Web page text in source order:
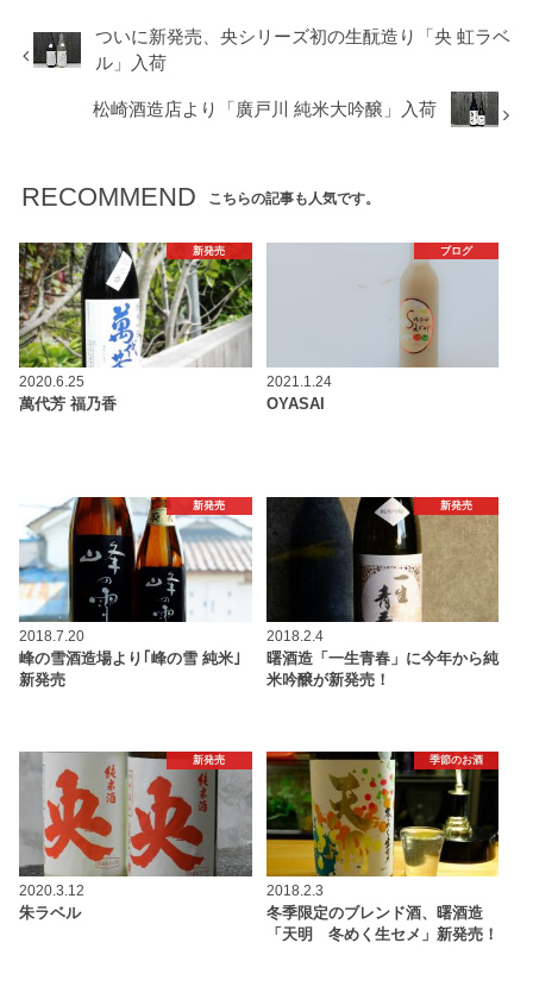
ついに新発売、央シリーズ初の生酛造り「央 虹ラベ
ル」入荷
松崎酒造店より「廣戸川 純米大吟醸」入荷
RECOMMEND こちらの記事も人気です。
新発売
2020.6.25
萬代芳 福乃香
ブログ
2021.1.24
OYASAI
新発売
2018.7.20
峰の雪酒造場より｢峰の雪 純米｣
新発売
新発売
2018.2.4
曙酒造「一生青春」に今年から純
米吟醸が新発売！
新発売
2020.3.12
朱ラベル
季節のお酒
2018.2.3
冬季限定のブレンド酒、曙酒造
「天明 冬めく生セメ」新発売！